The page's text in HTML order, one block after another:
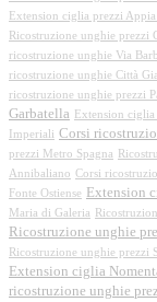
Extension ciglia prezzi
Ricostruzione unghie prezzi
ricostruzione unghie Via
ricostruzione unghie Città
ricostruzione unghie prezzi
Garbatella
Extension
Imperiali Corsi
prezzi Metro Spagna
Annibaliano Corsi
Fonte Ostiense Extension
Maria di Galeria
Ricostruzione unghie
Ricostruzione unghie prezzi
Extension ciglia
ricostruzione unghie